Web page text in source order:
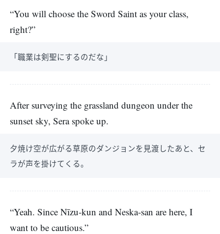
“You will choose the Sword Saint as your class,
right?”
「職業は剣聖にするのだな」
After surveying the grassland dungeon under the
sunset sky, Sera spoke up.
夕焼け空が広がる草原のダンジョンを見渡したあと、セ
ラが声を掛けてくる。
“Yeah. Since Nīzu-kun and Neska-san are here, I
want to be cautious.”